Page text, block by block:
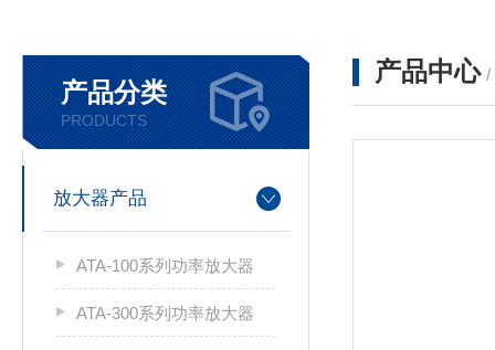
产品分类
PRODUCTS
放大器产品
ATA-100系列功率放大器
ATA-300系列功率放大器
产品中心 /